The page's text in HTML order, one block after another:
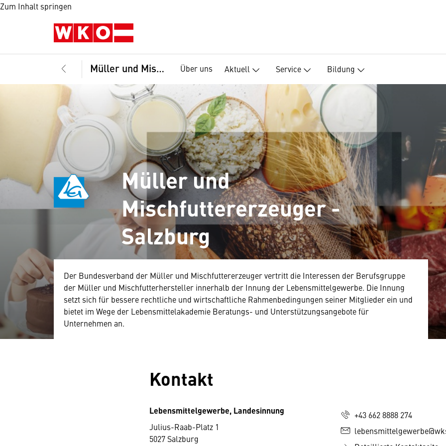
Zum Inhalt springen
Müller und Mischfuttererzeuger Über uns Aktuell Service Bildung
Müller und
Mischfuttererzeuger -
Salzburg
Der Bundesverband der Müller und Mischfuttererzeuger vertritt die Interessen der Berufsgruppe
der Müller und Mischfutterhersteller innerhalb der Innung der Lebensmittelgewerbe. Die Innung
setzt sich für bessere rechtliche und wirtschaftliche Rahmenbedingungen seiner Mitglieder ein und
bietet im Wege der Lebensmittelakademie Beratungs- und Unterstützungsangebote für
Unternehmen an.
Kontakt
Lebensmittelgewerbe, Landesinnung
Julius-Raab-Platz 1
5027 Salzburg
+43 662 8888 274